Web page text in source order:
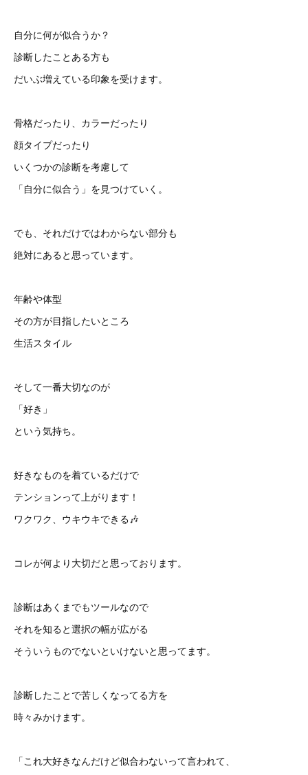
自分に何が似合うか？
診断したことある方も
だいぶ増えている印象を受けます。
骨格だったり、カラーだったり
顔タイプだったり
いくつかの診断を考慮して
「自分に似合う」を見つけていく。
でも、それだけではわからない部分も
絶対にあると思っています。
年齢や体型
その方が目指したいところ
生活スタイル
そして一番大切なのが
「好き」
という気持ち。
好きなものを着ているだけで
テンションって上がります！
ワクワク、ウキウキできる🎶
コレが何より大切だと思っております。
診断はあくまでもツールなので
それを知ると選択の幅が広がる
そういうものでないといけないと思ってます。
診断したことで苦しくなってる方を
時々みかけます。
「これ大好きなんだけど似合わないって言われて、